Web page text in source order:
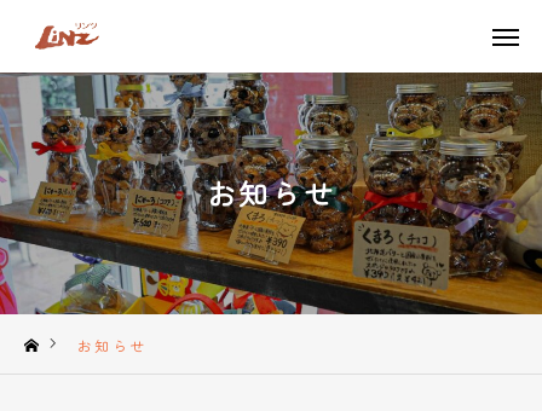
お知らせ
お知らせ
TEL LINE
ONLINE SHOP
TOP
LiNZのこだわり
商品一覧